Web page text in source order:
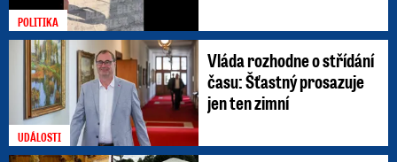
POLITIKA
UDÁLOSTI
Vláda rozhodne o střídání
času: Šťastný prosazuje
jen ten zimní